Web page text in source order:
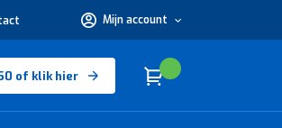
Mijn account
nodig?
of klik hier Winkelwagen
Cart